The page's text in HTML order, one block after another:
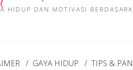
HIDUP DAN MOTIVASI
GAYA HIDUP TIPS &